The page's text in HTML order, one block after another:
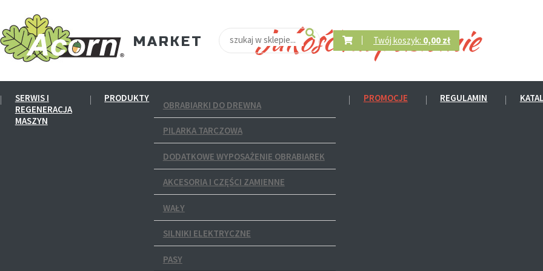
Twój koszyk: 0,00 zł
SERWIS I
REGENERACJA
MASZYN
PRODUKTY
OBRABIARKI DO DREWNA
PILARKA TARCZOWA
DODATKOWE WYPOSAŻENIE OBRABIAREK
AKCESORIA I CZĘŚCI ZAMIENNE
WAŁY
SILNIKI ELEKTRYCZNE
PASY
PROMOCJE REGULAMIN